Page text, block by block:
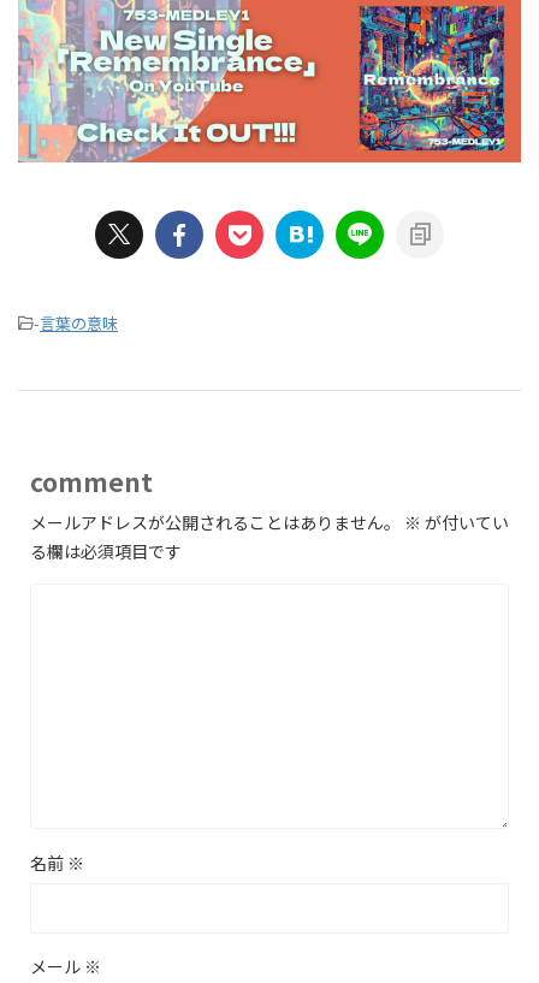
-言葉の意味
comment
メールアドレスが公開されることはありません。 ※ が付いてい
る欄は必須項目です
名前 ※
メール ※